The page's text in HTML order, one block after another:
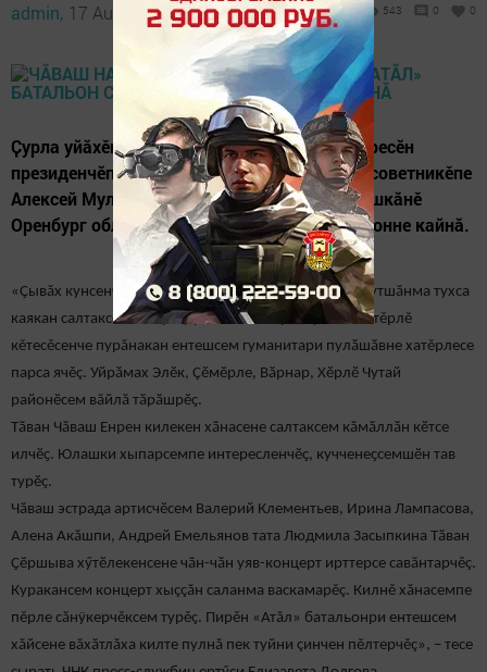
admin, 17 August 2022 - 09:09 543 0 0
Ҫурла уйăхěн 12-мӗшӗнче Чӑваш наци конгресӗн
президенчӗпе Валерий Клементьевпа, унӑн советникěпе
Алексей Муллинпа пěрле ЧНК пайташěсен ушкăнě
Оренбург облаҫӗнче вырнаҫнӑ вěренӳ полигонне кайнă.
«Ҫывăх кунсенче ятарласа ирттерекен операцинче хутшăнма тухса
каякан салтаксемпе офицерсене валли республикăн тěрлě
кěтесěсенче пурăнакан ентешсем гуманитари пулӑшӑвне хатěрлесе
парса ячěç. Уйрӑмах Элӗк, Ҫӗмӗрле, Вӑрнар, Хӗрлӗ Чутай
районӗсем вăйлă тӑрӑшрӗҫ.
Тӑван Чӑваш Енрен килекен хӑнасене салтаксем кӑмӑллӑн кӗтсе
илчӗҫ. Юлашки хыпарсемпе интересленчӗҫ, кучченеҫсемшӗн тав
турӗҫ.
Чӑваш эстрада артисчӗсем Валерий Клементьев, Ирина Лампасова,
Алена Акăшпи, Андрей Емельянов тата Людмила Засыпкина Тӑван
Ҫӗршыва хӳтӗлекенсене чӑн-чӑн уяв-концерт ирттерсе савăнтарчěç.
Куракансем концерт хыççăн саланма васкамарěç. Килнě хăнасемпе
пěрле сăнÿкерчěксем турěç. Пирěн «Атăл» батальонри ентешсем
хăйсене вăхăтлăха килте пулнă пек туйни çинчен пěлтерчěç», – тесе